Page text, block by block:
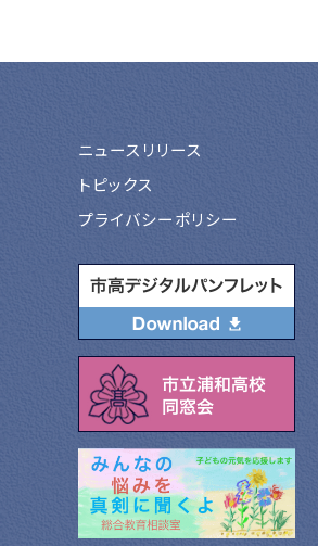
ニュースリリース
トピックス
プライバシーポリシー